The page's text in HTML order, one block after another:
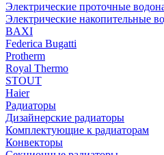
Электрические проточные
Электрические накопительные
BAXI
Federica Bugatti
Protherm
Royal Thermo
STOUT
Haier
Радиаторы
Дизайнерские радиаторы
Комплектующие к радиаторам
Конвекторы